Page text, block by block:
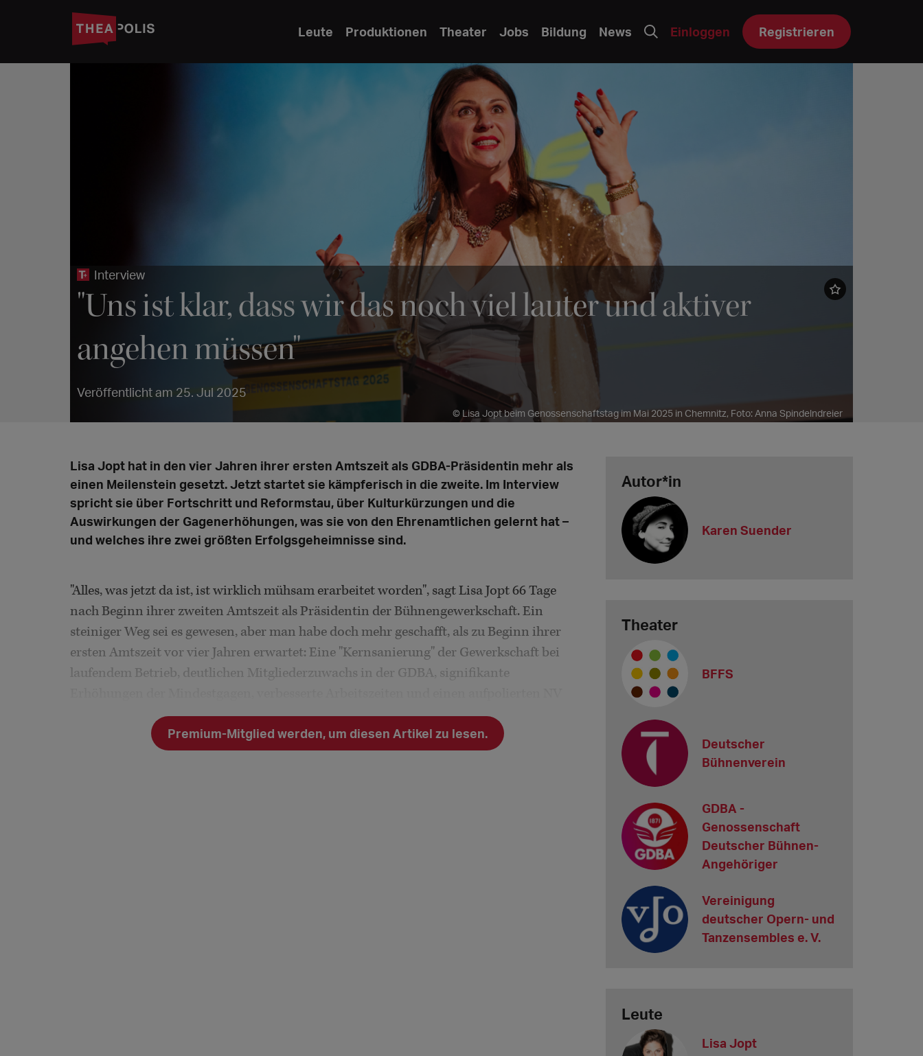
Leute Produktionen Theater Jobs Bildung News Einloggen Registrieren
Interview
"Uns ist klar, dass wir das noch viel lauter und aktiver
angehen müssen"
Veröffentlicht am 25. Jul 2025
© Lisa Jopt beim Genossenschaftstag im Mai 2025 in Chemnitz, Foto: Anna Spindelndreier
Lisa Jopt hat in den vier Jahren ihrer ersten Amtszeit als GDBA-Präsidentin mehr als
einen Meilenstein gesetzt. Jetzt startet sie kämpferisch in die zweite. Im Interview
spricht sie über Fortschritt und Reformstau, über Kulturkürzungen und die
Auswirkungen der Gagenerhöhungen, was sie von den Ehrenamtlichen gelernt hat –
und welches ihre zwei größten Erfolgsgeheimnisse sind.
"Alles, was jetzt da ist, ist wirklich mühsam erarbeitet worden", sagt Lisa Jopt 66 Tage
nach Beginn ihrer zweiten Amtszeit als Präsidentin der Bühnengewerkschaft. Ein
steiniger Weg sei es gewesen, aber man habe doch mehr geschafft, als zu Beginn ihrer
ersten Amtszeit vor vier Jahren erwartet: Eine "Kernsanierung" der Gewerkschaft bei
laufendem Betrieb, deutlichen Mitgliederzuwachs in der GDBA, signifikante
Premium-Mitglied werden, um diesen Artikel zu lesen.
Autor*in
Karen Suender
Theater
BFFS
Deutscher
Bühnenverein
GDBA -
Genossenschaft
Deutscher Bühnen-
Angehöriger
Vereinigung
deutscher Opern- und
Tanzensembles e. V.
Leute
Lisa Jopt